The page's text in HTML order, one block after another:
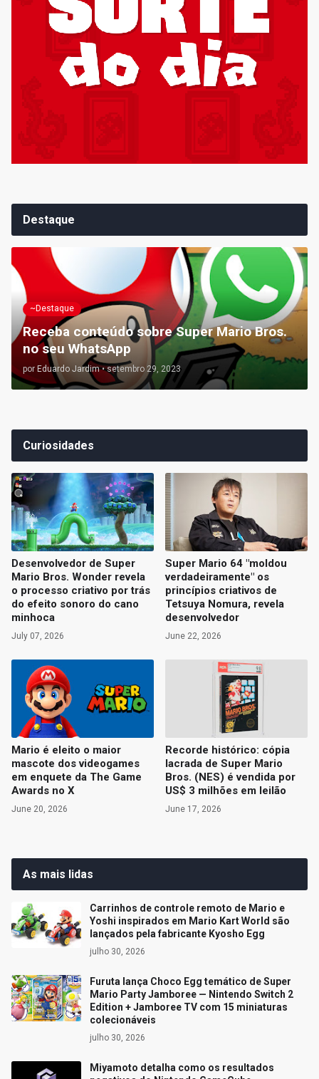
Destaque
~Destaque
Receba conteúdo sobre Super Mario Bros.
no seu WhatsApp
por Eduardo Jardim • setembro 29, 2023
Curiosidades
Desenvolvedor de Super
Mario Bros. Wonder revela
o processo criativo por trás
do efeito sonoro do cano
minhoca
July 07, 2026
Super Mario 64 "moldou
verdadeiramente" os
princípios criativos de
Tetsuya Nomura, revela
desenvolvedor
June 22, 2026
Mario é eleito o maior
mascote dos videogames
em enquete da The Game
Awards no X
June 20, 2026
Recorde histórico: cópia
lacrada de Super Mario
Bros. (NES) é vendida por
US$ 3 milhões em leilão
June 17, 2026
As mais lidas
Carrinhos de controle remoto de Mario e
Yoshi inspirados em Mario Kart World são
lançados pela fabricante Kyosho Egg
julho 30, 2026
Furuta lança Choco Egg temático de Super
Mario Party Jamboree — Nintendo Switch 2
Edition + Jamboree TV com 15 miniaturas
colecionáveis
julho 30, 2026
Miyamoto detalha como os resultados